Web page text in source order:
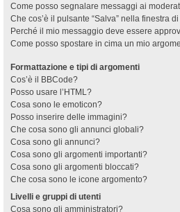
Come posso segnalare messaggi ai
Che cos’è il pulsante “Salva” nella finestra
Perché il mio messaggio deve essere
Come posso spostare in cima un mio
Formattazione e tipi di argomenti
Cos’è il BBCode?
Posso usare l’HTML?
Cosa sono le emoticon?
Posso inserire delle immagini?
Che cosa sono gli annunci globali?
Cosa sono gli annunci?
Cosa sono gli argomenti importanti?
Cosa sono gli argomenti bloccati?
Che cosa sono le icone argomento?
Livelli e gruppi di utenti
Cosa sono gli amministratori?